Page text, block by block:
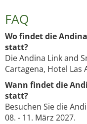
FAQ
Wo findet die
statt?
Die Andina Link and
Cartagena, Hotel Las
Wann findet die
statt?
Besuchen Sie die
08. - 11. März 2027.